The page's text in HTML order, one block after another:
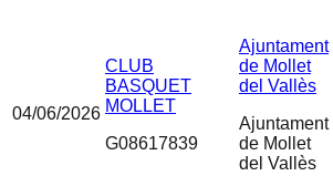
04/06/2026
CLUB
BASQUET
MOLLET
G08617839
Ajuntament
de Mollet
del Vallès
Ajuntament
de Mollet
del Vallès